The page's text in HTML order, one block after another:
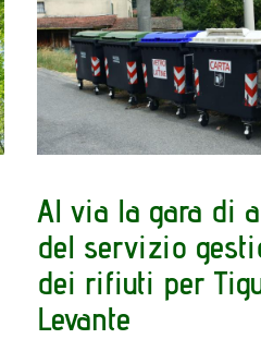
Al via la gara di
del servizio
dei rifiuti per
Levante